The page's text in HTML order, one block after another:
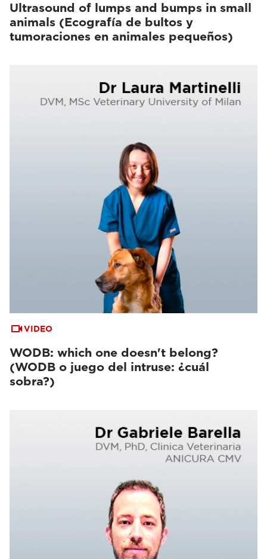
Ultrasound of lumps and bumps in small
animals (Ecografía de bultos y
tumoraciones en animales pequeños)
VIDEO
WODB: which one doesn't belong?
(WODB o juego del intruse: ¿cuál
sobra?)